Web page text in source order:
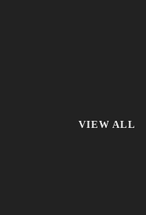
VIEW ALL